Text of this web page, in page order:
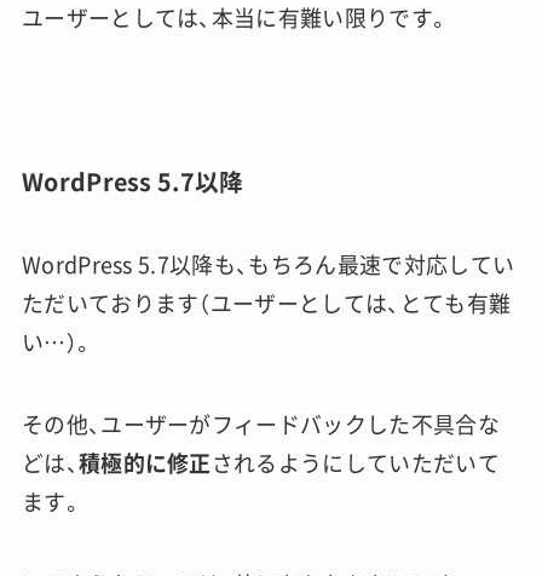
ユーザーとしては、本当に有難い限りです。
WordPress 5.7以降
WordPress 5.7以降も、もちろん最速で対応してい
ただいております（ユーザーとしては、とても有難
い…）。
その他、ユーザーがフィードバックした不具合な
どは、積極的に修正されるようにしていただいて
ます。